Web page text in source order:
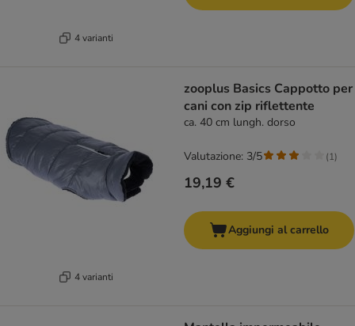
4 varianti
4 varianti
zooplus Basics Cappotto per
cani con zip riflettente
ca. 40 cm lungh. dorso
19,19 €
Valutazione: 3/5 (1)
Aggiungi al carrello